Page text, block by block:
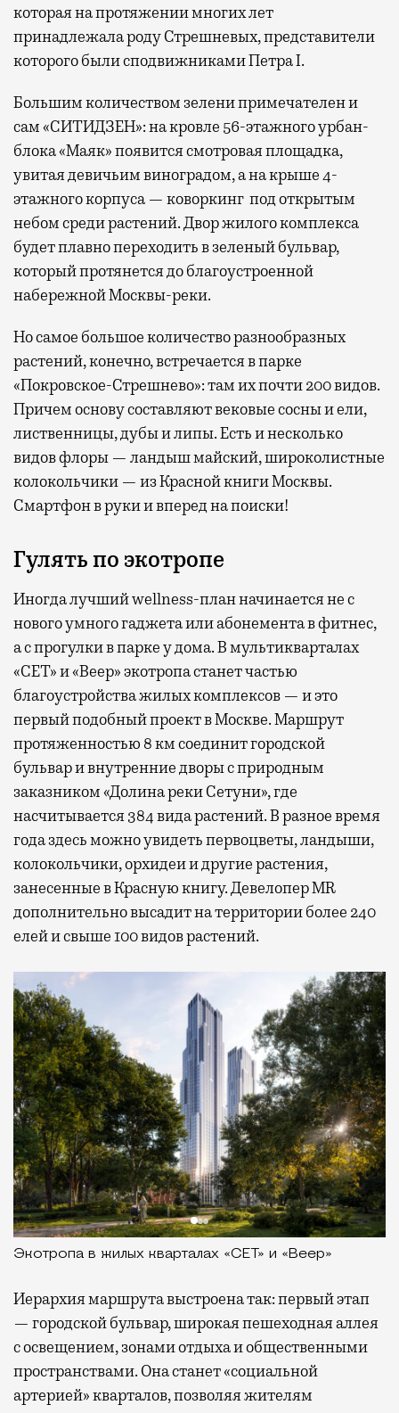
которая на протяжении многих лет
принадлежала роду Стрешневых, представители
которого были сподвижниками Петра I.
Большим количеством зелени примечателен и
сам «СИТИДЗЕН»: на кровле 56-этажного урбан-
блока «Маяк» появится смотровая площадка,
увитая девичьим виноградом, а на крыше 4-
этажного корпуса — коворкинг под открытым
небом среди растений. Двор жилого комплекса
будет плавно переходить в зеленый бульвар,
который протянется до благоустроенной
набережной Москвы-реки.
Но самое большое количество разнообразных
растений, конечно, встречается в парке
«Покровское-Стрешнево»: там ихпочти 200 видов.
Причем основу составляют вековые сосны и ели,
лиственницы, дубы и липы. Есть и несколько
видов флоры — ландыш майский, широколистные
колокольчики — из Красной книги Москвы.
Смартфон в руки и вперед на поиски!
Гулять по экотропе
Иногда лучший wellness-план начинается не с
нового умного гаджета или абонемента в фитнес,
а с прогулки в парке у дома. В мультикварталах
«СЕТ» и «Веер» экотропа станет частью
благоустройства жилых комплексов — и это
первый подобный проект в Москве. Маршрут
протяженностью 8 км соединит городской
бульвар и внутренние дворы с природным
заказником «Долина реки Сетуни», где
насчитывается 384 вида растений. В разное время
года здесь можно увидеть первоцветы, ландыши,
колокольчики, орхидеи и другие растения,
занесенные в Красную книгу. Девелопер MR
дополнительно высадит на территории более 240
елей и свыше 100 видов растений.
Экотропа в жилых кварталах «СЕТ» и «Веер»
Иерархия маршрута выстроена так: первый этап
— городской бульвар, широкая пешеходная аллея
с освещением, зонами отдыха и общественными
пространствами. Она станет «социальной
артерией» кварталов, позволяя жителям